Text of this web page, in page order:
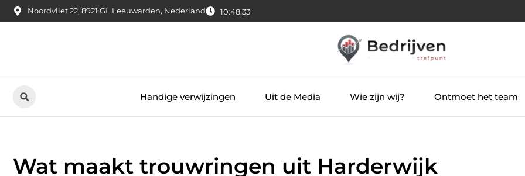
Noordvliet 22, 8921 GL Leeuwarden, Nederland 10:48:34
Handige verwijzingen Uit de Media Wie zijn wij? Ontmoet het team
Wat maakt trouwringen uit Harderwijk